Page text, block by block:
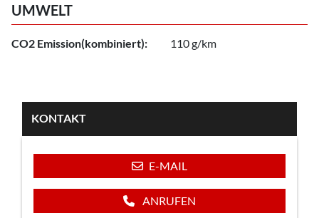
UMWELT
CO2 Emission(kombiniert): 110 g/km
KONTAKT
E-MAIL
ANRUFEN